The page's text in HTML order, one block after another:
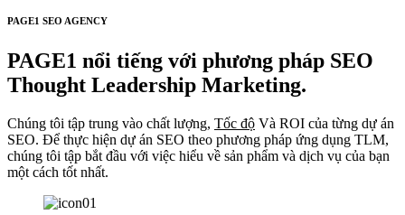
PAGE1 SEO AGENCY
PAGE1 nổi tiếng với phương pháp SEO
Thought Leadership Marketing.
Chúng tôi tập trung vào chất lượng, Tốc độ Và ROI của từng dự án
SEO. Để thực hiện dự án SEO theo phương pháp ứng dụng TLM,
chúng tôi tập bắt đầu với việc hiểu về sản phẩm và dịch vụ của bạn
một cách tốt nhất.